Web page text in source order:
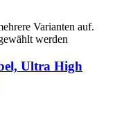
Varianten auf.
werden
Ultra High